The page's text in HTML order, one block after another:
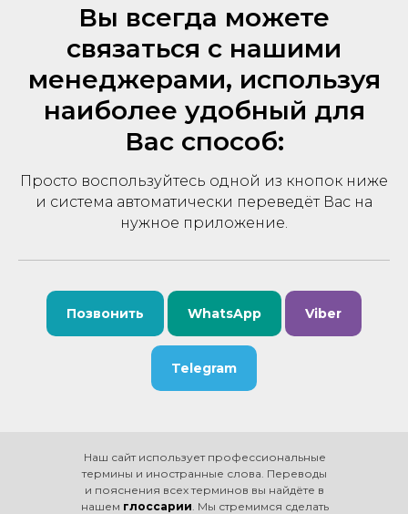
Вы всегда можете
связаться с нашими
менеджерами, используя
наиболее удобный для
Вас способ:
Просто воспользуйтесь одной из кнопок ниже
и система автоматически переведёт Вас на
нужное приложение.
Позвонить WhatsApp Viber
Telegram
Наш сайт использует профессиональные
термины и иностранные слова. Переводы
и пояснения всех терминов вы найдёте в
нашем глоссарии . Мы стремимся сделать